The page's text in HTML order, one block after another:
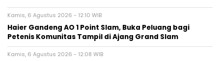
Kamis, 6 Agustus 2026 - 12:10 WIB
Haier Gandeng AO 1 Point Slam, Buka Peluang bagi
Petenis Komunitas Tampil di Ajang Grand Slam
Kamis, 6 Agustus 2026 - 12:08 WIB